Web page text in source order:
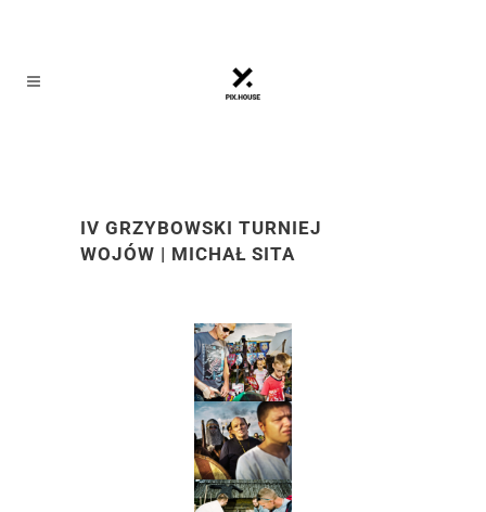
IV GRZYBOWSKI TURNIEJ
WOJÓW | MICHAŁ SITA